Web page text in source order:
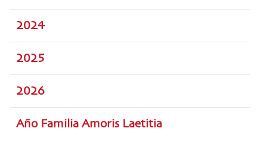
2024
2025
2026
Año Familia Amoris Laetitia